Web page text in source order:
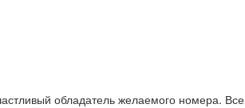
обладатель желаемого номера.